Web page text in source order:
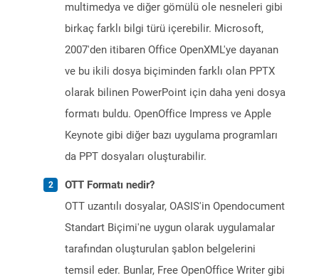
multimedya ve diğer gömülü ole nesneleri gibi
birkaç farklı bilgi türü içerebilir. Microsoft,
2007'den itibaren Office OpenXML'ye dayanan
ve bu ikili dosya biçiminden farklı olan PPTX
olarak bilinen PowerPoint için daha yeni dosya
formatı buldu. OpenOffice Impress ve Apple
Keynote gibi diğer bazı uygulama programları
da PPT dosyaları oluşturabilir.
OTT Formatı nedir?
OTT uzantılı dosyalar, OASIS'in Opendocument
Standart Biçimi'ne uygun olarak uygulamalar
tarafından oluşturulan şablon belgelerini
temsil eder. Bunlar, Free OpenOffice Writer gibi